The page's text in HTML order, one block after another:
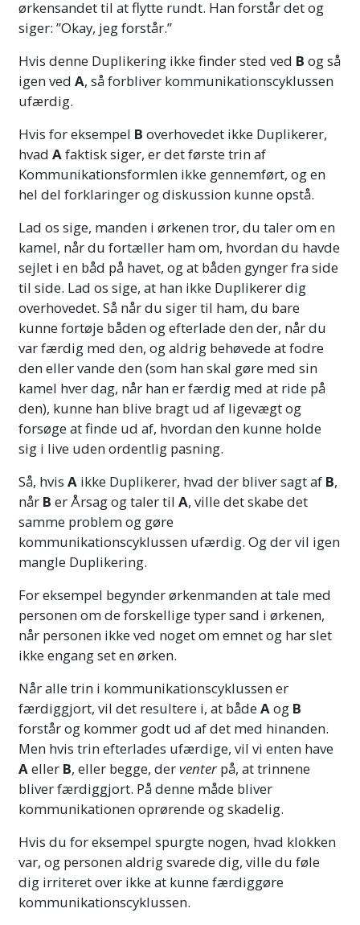
ørkensandet til at flytte rundt. Han forstår det og
siger: ”Okay, jeg forstår.”
Hvis denne Duplikering ikke finder sted ved B og så
igen ved A, så forbliver kommunikationscyklussen
ufærdig.
Hvis for eksempel B overhovedet ikke Duplikerer,
hvad Afaktisk siger, er det første trin af
Kommunikationsformlen ikke gennemført, og en
hel del forklaringer og diskussion kunne opstå.
Lad os sige, manden i ørkenen tror, du taler om en
kamel, når du fortæller ham om, hvordan du havde
sejlet i en båd på havet, og at båden gynger fra side
til side. Lad os sige, at han ikke Duplikerer dig
overhovedet. Så når du siger til ham, du bare
kunne fortøje båden og efterlade den der, når du
var færdig med den, og aldrig behøvede at fodre
den eller vande den (som han skal gøre med sin
kamel hver dag, når han er færdig med at ride på
den), kunne han blive bragt ud af ligevægt og
forsøge at finde ud af, hvordan den kunne holde
sig i live uden ordentlig pasning.
Så, hvis A ikke Duplikerer, hvad der bliver sagt af B,
når B er Årsag og taler til A, ville det skabe det
samme problem og gøre
kommunikationscyklussen ufærdig. Og der vil igen
mangle Duplikering.
For eksempel begynder ørkenmanden at tale med
personen om de forskellige typer sand i ørkenen,
når personen ikke ved noget om emnet og har slet
ikke engang set en ørken.
Når alle trin i kommunikationscyklussen er
færdiggjort, vil det resultere i, at bådeAog B
forstår og kommer godt ud af det med hinanden.
Men hvis trin efterlades ufærdige, vil vi enten have
Aeller B, eller begge, derventer på, at trinnene
bliver færdiggjort. På denne måde bliver
kommunikationen oprørende og skadelig.
Hvis du for eksempel spurgte nogen, hvad klokken
var, og personen aldrig svarede dig, ville du føle
dig irriteret over ikke at kunne færdiggøre
kommunikationscyklussen.